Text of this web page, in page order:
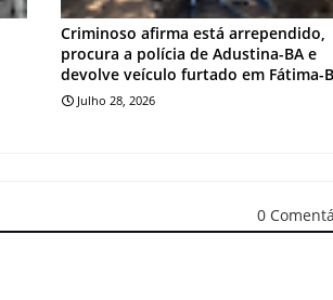
Criminoso afirma está arrependido,
procura a polícia de Adustina-BA e
devolve veículo furtado em Fátima-
Julho 28, 2026
0